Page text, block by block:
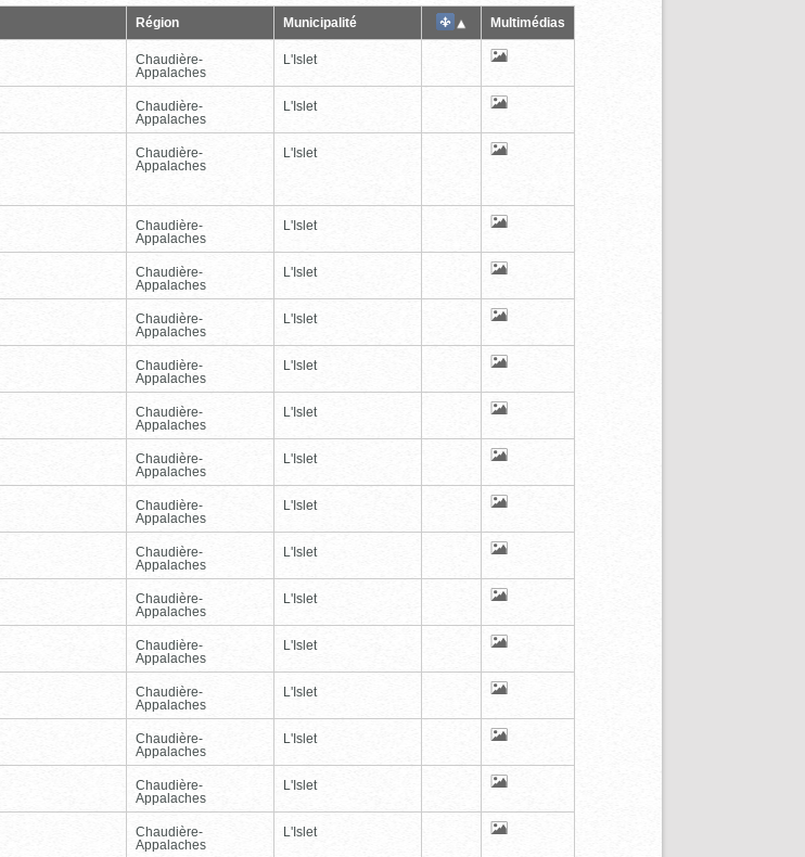
Région Municipalité Multimédias
Chaudière-
Appalaches
L'Islet
Chaudière-
Appalaches
L'Islet
Chaudière-
Appalaches
L'Islet
Chaudière-
Appalaches
L'Islet
Chaudière-
Appalaches
L'Islet
Chaudière-
Appalaches
L'Islet
Chaudière-
Appalaches
L'Islet
Chaudière-
Appalaches
L'Islet
Chaudière-
Appalaches
L'Islet
Chaudière-
Appalaches
L'Islet
Chaudière-
Appalaches
L'Islet
Chaudière-
Appalaches
L'Islet
Chaudière-
Appalaches
L'Islet
Chaudière-
Appalaches
L'Islet
Chaudière-
Appalaches
L'Islet
Chaudière-
Appalaches
L'Islet
Chaudière-
Appalaches
L'Islet